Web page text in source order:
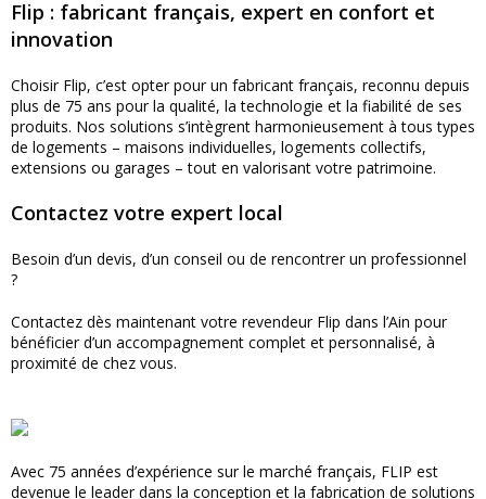
Flip : fabricant français, expert en confort et
innovation
Choisir Flip, c’est opter pour un fabricant français, reconnu depuis
plus de 75 ans pour la qualité, la technologie et la fiabilité de ses
produits. Nos solutions s’intègrent harmonieusement à tous types
de logements – maisons individuelles, logements collectifs,
extensions ou garages – tout en valorisant votre patrimoine.
Contactez votre expert local
Besoin d’un devis, d’un conseil ou de rencontrer un professionnel
?
Contactez dès maintenant votre revendeur Flip dans l’Ain pour
bénéficier d’un accompagnement complet et personnalisé, à
proximité de chez vous.
Avec 75 années d’expérience sur le marché français, FLIP est
devenue le leader dans la conception et la fabrication de solutions